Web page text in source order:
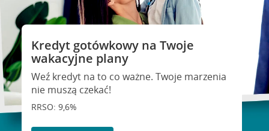
Kredyt gotówkowy na Twoje
wakacyjne plany
Weź kredyt na to co ważne. Twoje marzenia
nie muszą czekać!
RRSO: 9,6%